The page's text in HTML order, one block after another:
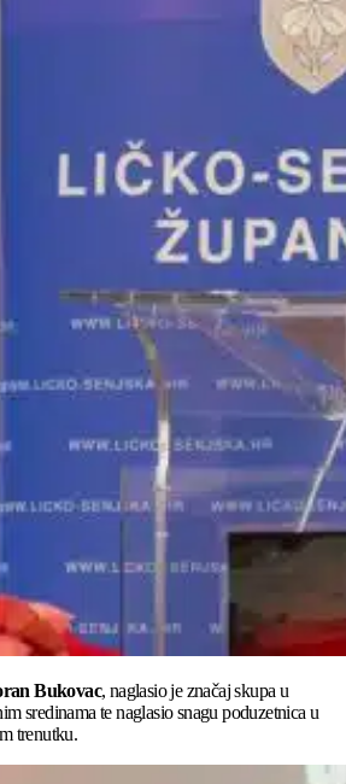
Bukovac, naglasio je značaj skupa u
sredinama te naglasio snagu poduzetnica u
trenutku.